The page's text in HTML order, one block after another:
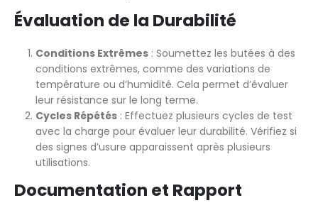
Évaluation de la Durabilité
Conditions Extrêmes: Soumettez les butées à des
conditions extrêmes, comme des variations de
température ou d’humidité. Cela permet d’évaluer
leur résistance sur le long terme.
Cycles Répétés: Effectuez plusieurs cycles de test
avec la charge pour évaluer leur durabilité. Vérifiez si
des signes d’usure apparaissent après plusieurs
utilisations.
Documentation et Rapport